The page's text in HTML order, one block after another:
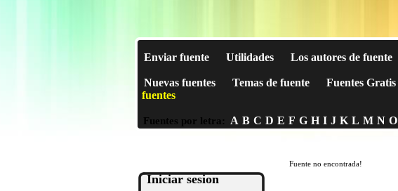
Enviar fuente Utilidades Los autores de fuente
Nuevas fuentes Temas de fuente Fuentes Gratis
fuentes
Fuentes por letra: A B C D E F G H I J K L M N O
Iniciar sesion
Fuente no encontrada!